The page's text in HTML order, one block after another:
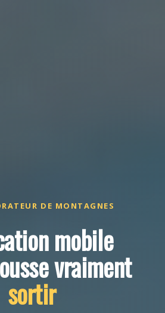
DE MONTAGNES
mobile
vraiment
sortir